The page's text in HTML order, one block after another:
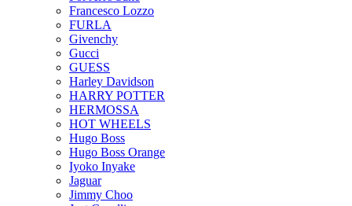
Francesco Lozzo
FURLA
Givenchy
Gucci
GUESS
Harley Davidson
HARRY POTTER
HERMOSSA
HOT WHEELS
Hugo Boss
Hugo Boss Orange
Iyoko Inyake
Jaguar
Jimmy Choo